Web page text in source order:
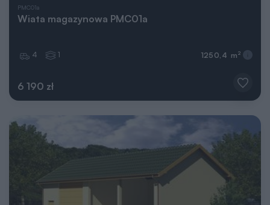
PMC01a
Wiata magazynowa PMC01a
6 190 zł
4 1 1250,4 m 2